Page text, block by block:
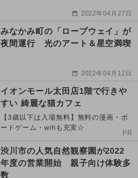
2022年04月27日
みなかみ町の「ロープウェイ」が
夜間運行 光のアート＆星空満喫
2022年04月12日
イオンモール太田店1階で行きや
すい 綺麗な猫カフェ
【3歳以下は入場無料】無料の漫画・ボ
ードゲーム・wifiも充実☆
PR
渋川市の人気自然観察園が2022
年度の営業開始 親子向け体験多
数